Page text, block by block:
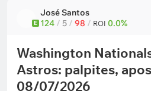
E
José Santos
124 / 5 / 98 / ROI 0.0%
Washington
Astros: palpites,
08/07/2026